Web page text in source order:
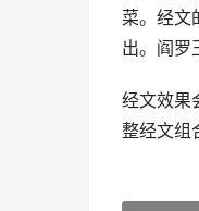
菜。经文
出。阎罗
经文效果
整经文组